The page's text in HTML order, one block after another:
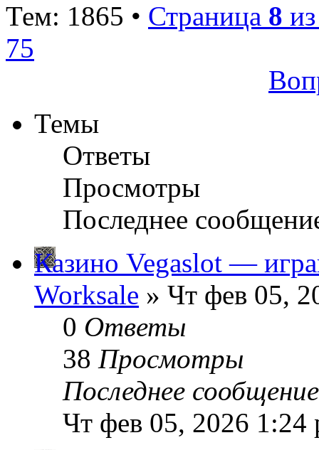
Тем: 1865 • Страница 8
75
Темы
Ответы
Просмотры
Последнее
Казино Vegaslot —
Worksale » Чт фев 05,
0 Ответы
38 Просмотры
Последнее
Чт фев 05, 2026 1:24